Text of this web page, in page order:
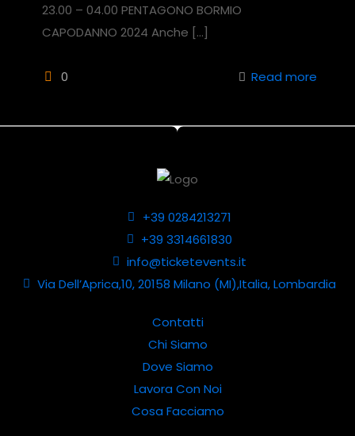
23.00 – 04.00 PENTAGONO BORMIO
CAPODANNO 2024 Anche […]
0 Read more
+39 0284213271
+39 3314661830
info@ticketevents.it
Via Dell’Aprica,10, 20158 Milano (MI),Italia, Lombardia
Contatti
Chi Siamo
Dove Siamo
Lavora Con Noi
Cosa Facciamo